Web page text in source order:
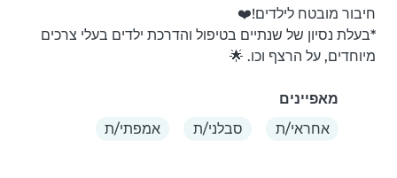
מיוחדים, על הרצף וכו. 🌟
מאפיינים
אחראי/ת
סבלני/ת אמפתי/ת